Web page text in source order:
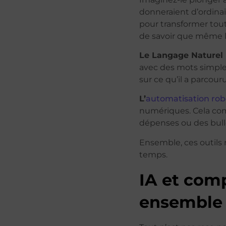
donneraient
pour transformer
de savoir que même
Le Langage Naturel
avec des mots
sur ce qu’il a
L’automatisation
numériques. Cela
dépenses ou des
Ensemble, ces
temps.
IA et
ensemble